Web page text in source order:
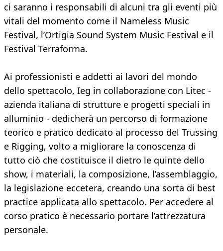
ci saranno i responsabili di alcuni tra gli eventi più
vitali del momento come il Nameless Music
Festival, l’Ortigia Sound System Music Festival e il
Festival Terraforma.
Ai professionisti e addetti ai lavori del mondo
dello spettacolo, Ieg in collaborazione con Litec -
azienda italiana di strutture e progetti speciali in
alluminio - dedicherà un percorso di formazione
teorico e pratico dedicato al processo del Trussing
e Rigging, volto a migliorare la conoscenza di
tutto ciò che costituisce il dietro le quinte dello
show, i materiali, la composizione, l’assemblaggio,
la legislazione eccetera, creando una sorta di best
practice applicata allo spettacolo. Per accedere al
corso pratico è necessario portare l’attrezzatura
personale.